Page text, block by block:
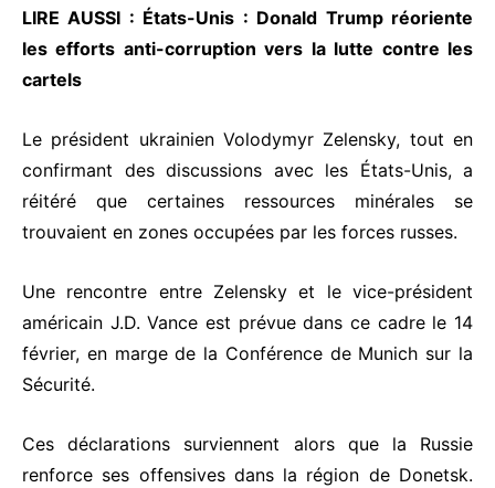
LIRE AUSSI : États-Unis : Donald Trump réoriente
les efforts anti-corruption vers la lutte contre les
cartels
Le président ukrainien Volodymyr Zelensky, tout en
confirmant des discussions avec les États-Unis, a
réitéré que certaines ressources minérales se
trouvaient en zones occupées par les forces russes.
Une rencontre entre Zelensky et le vice-président
américain J.D. Vance est prévue dans ce cadre le 14
février, en marge de la Conférence de Munich sur la
Sécurité.
Ces déclarations surviennent alors que la Russie
renforce ses offensives dans la région de Donetsk.